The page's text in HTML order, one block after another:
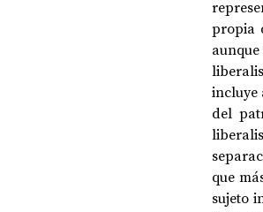
propia
incluye
del
que
sujeto